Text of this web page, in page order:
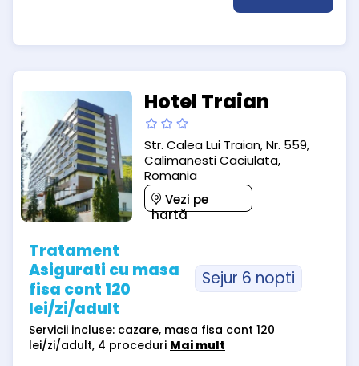
Hotel Traian
Str. Calea Lui Traian, Nr. 559,
Calimanesti Caciulata,
Romania
Vezi pe
hartă
Tratament
Asigurati cu masa
fisa cont 120
lei/zi/adult
Sejur 6 nopti
Servicii incluse: cazare, masa fisa cont 120
lei/zi/adult, 4 proceduri Mai mult